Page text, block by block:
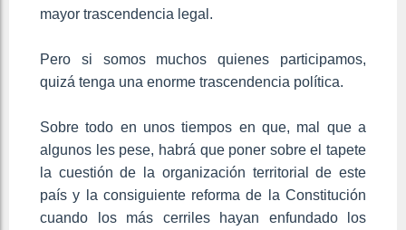
mayor trascendencia legal.
Pero si somos muchos quienes participamos,
quizá tenga una enorme trascendencia política.
Sobre todo en unos tiempos en que, mal que a
algunos les pese, habrá que poner sobre el tapete
la cuestión de la organización territorial de este
país y la consiguiente reforma de la Constitución
cuando los más cerriles hayan enfundado los